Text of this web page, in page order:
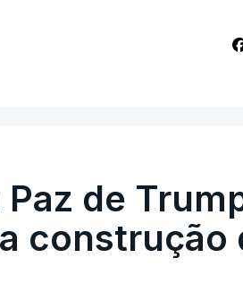
de
construção